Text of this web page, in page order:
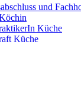
und
Küche
Küche